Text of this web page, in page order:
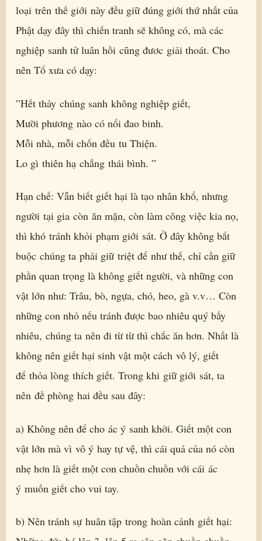
loại trên thế giới này đều giữ đúng giới thứ nhất của
Phật dạy đây thì chiến tranh sẽ không có, mà các
nghiệp sanh tử luân hồi cũng đươc giải thoát. Cho
nên Tổ xưa có dạy:
”Hết thảy chúng sanh không nghiệp giết,
Mười phương nào có nổi đao binh.
Mỗi nhà, mỗi chốn đều tu Thiện.
Lo gì thiên hạ chẳng thái bình. ”
Hạn chế: Vẫn biết giết hại là tạo nhân khổ, nhưng
người tại gia còn ăn mặn, còn làm công việc kia nọ,
thì khó tránh khỏi phạm giới sát. Ở đây không bắt
buộc chúng ta phải giữ triệt để như thế, chỉ cần giữ
phần quan trọng là không giết người, và những con
vật lớn như: Trâu, bò, ngựa, chó, heo, gà v.v… Còn
những con nhỏ nếu tránh được bao nhiêu quý bấy
nhiêu, chúng ta nên đi từ từ thì chắc ăn hơn. Nhất là
không nên giết hại sinh vật một cách vô lý, giết
để thỏa lòng thích giết. Trong khi giữ giới sát, ta
nên đề phòng hai đều sau đây:
a) Không nên để cho ác ý sanh khởi. Giết một con
vật lớn mà vì vô ý hay tự vệ, thì cái quả của nó còn
nhẹ hơn là giết một con chuồn chuồn với cái ác
ý muốn giết cho vui tay.
b) Nên tránh sự huân tập trong hoàn cảnh giết hại: